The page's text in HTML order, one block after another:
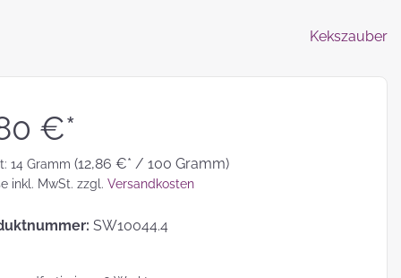
Kekszauber
€*
14 Gramm (12,86 €* / 100 Gramm)
inkl. MwSt. zzgl. Versandkosten
SW10044.4